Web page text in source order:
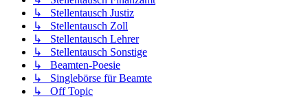
↳ Stellentausch Justiz
↳ Stellentausch Zoll
↳ Stellentausch Lehrer
↳ Stellentausch Sonstige
↳ Beamten-Poesie
↳ Singlebörse für Beamte
↳ Off Topic